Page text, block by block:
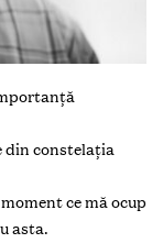
din constelaţia
moment ce mă ocup
asta.